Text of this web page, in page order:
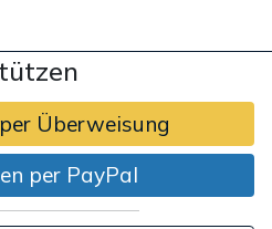
Überweisung
per PayPal